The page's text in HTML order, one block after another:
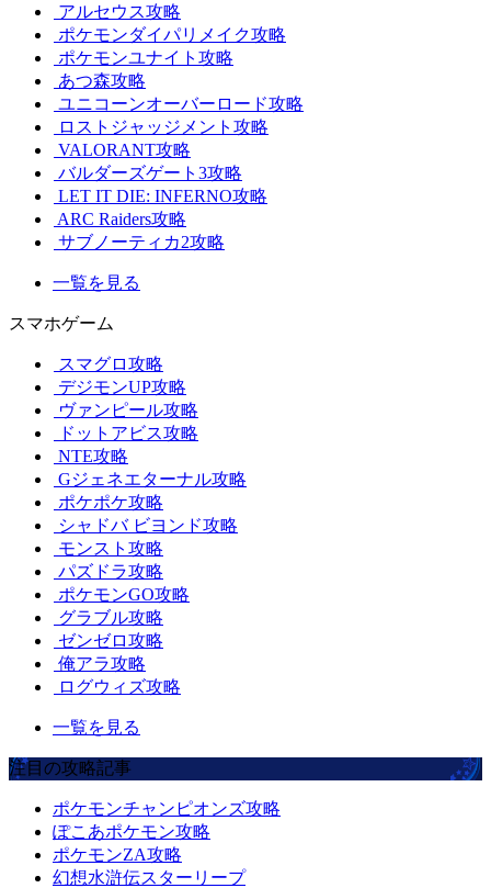
アルセウス攻略
ポケモンダイパリメイク攻略
ポケモンユナイト攻略
あつ森攻略
ユニコーンオーバーロード攻略
ロストジャッジメント攻略
VALORANT攻略
バルダーズゲート3攻略
LET IT DIE: INFERNO攻略
ARC Raiders攻略
サブノーティカ2攻略
一覧を見る
スマホゲーム
スマグロ攻略
デジモンUP攻略
ヴァンピール攻略
ドットアビス攻略
NTE攻略
Gジェネエターナル攻略
ポケポケ攻略
シャドバ ビヨンド攻略
モンスト攻略
パズドラ攻略
ポケモンGO攻略
グラブル攻略
ゼンゼロ攻略
俺アラ攻略
ログウィズ攻略
一覧を見る
注目の攻略記事
ポケモンチャンピオンズ攻略
ぽこあポケモン攻略
ポケモンZA攻略
幻想水滸伝スターリープ